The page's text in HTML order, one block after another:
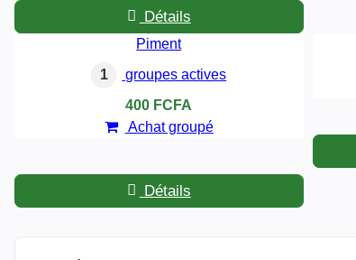
Détails
Piment
1
groupes actives
400 FCFA
Achat groupé
Détails